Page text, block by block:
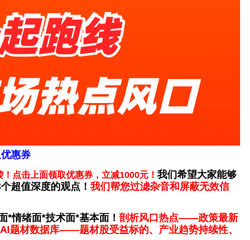
惠券
点击上面领取优惠券，立减1000元！ 我们希望大家能够
超值深度的观点！ 我们帮您过滤杂音和屏蔽无效信
情绪面*技术面*基本面！ 剖析风口热点——政策最新
AI题材数据库——题材股受益标的、产业趋势持续性、